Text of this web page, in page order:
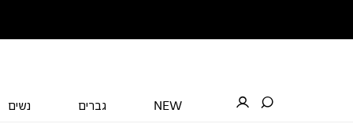
NEW גברים נשים